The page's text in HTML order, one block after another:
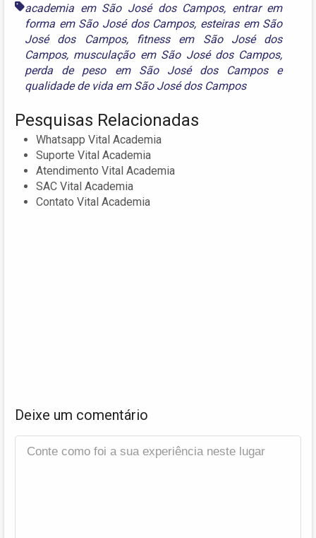
academia em São José dos Campos, entrar em
forma em São José dos Campos, esteiras em São
José dos Campos,
fitness em São José dos
Campos, musculação em São José dos Campos,
perda de peso em São José dos Campose
qualidade de vida em São José dos Campos
Pesquisas Relacionadas
Whatsapp Vital Academia
Suporte Vital Academia
Atendimento Vital Academia
SAC Vital Academia
Contato Vital Academia
Deixe um comentário